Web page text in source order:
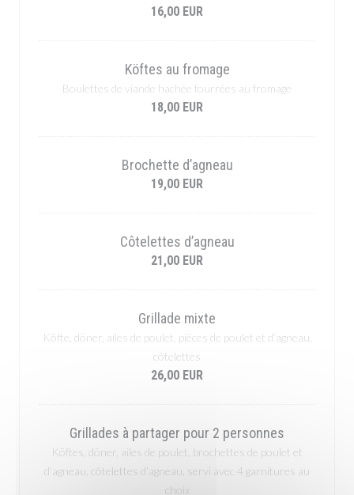
16,00 EUR
Köftes au fromage
Boulettes de viande hachée fourrées au fromage
18,00 EUR
Brochette d’agneau
19,00 EUR
Côtelettes d’agneau
21,00 EUR
Grillade mixte
Köfte, döner, ailes de poulet, pièces de poulet et d’agneau,
côtelettes
26,00 EUR
Grillades à partager pour 2 personnes
Köftes, döner, ailes de poulet, brochettes de poulet et
d’agneau, côtelettes d’agneau, servi avec 4 garnitures au
choix